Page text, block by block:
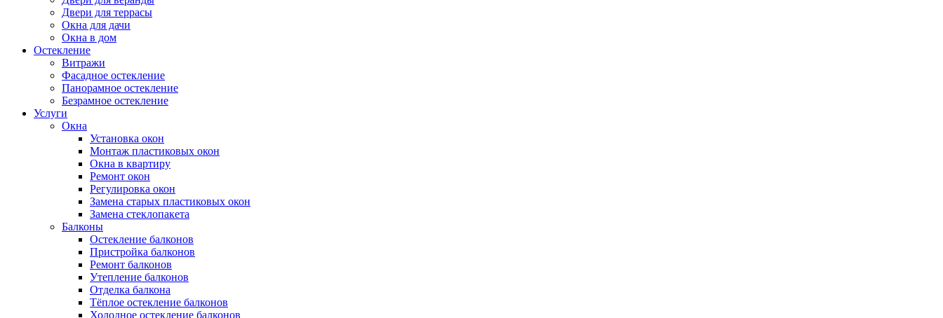
Двери для террасы
Окна для дачи
Окна в дом
Остекление
Витражи
Фасадное остекление
Панорамное остекление
Безрамное остекление
Услуги
Окна
Установка окон
Монтаж пластиковых окон
Окна в квартиру
Ремонт окон
Регулировка окон
Замена старых пластиковых окон
Замена стеклопакета
Балконы
Остекление балконов
Пристройка балконов
Ремонт балконов
Утепление балконов
Отделка балкона
Тёплое остекление балконов
Холодное остекление балконов